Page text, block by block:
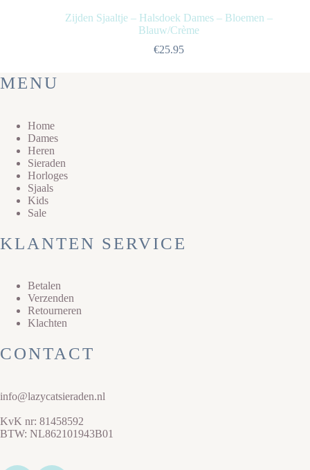
Zijden Sjaaltje – Halsdoek Dames – Bloemen –
Blauw/Crème
€25.95
MENU
Home
Dames
Heren
Sieraden
Horloges
Sjaals
Kids
Sale
KLANTEN SERVICE
Betalen
Verzenden
Retourneren
Klachten
CONTACT
info@lazycatsieraden.nl
KvK nr: 81458592
BTW: NL862101943B01